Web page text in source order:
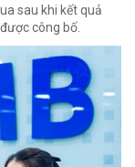
sau khi kết quả
công bố.